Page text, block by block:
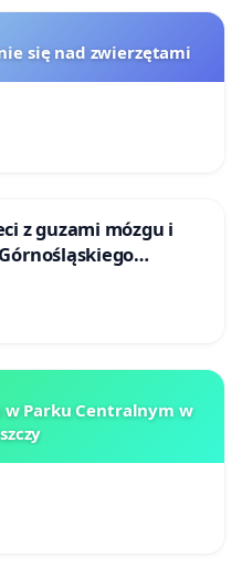
się nad zwierzętami
z guzami mózgu i
w Katowicach
w Parku Centralnym w